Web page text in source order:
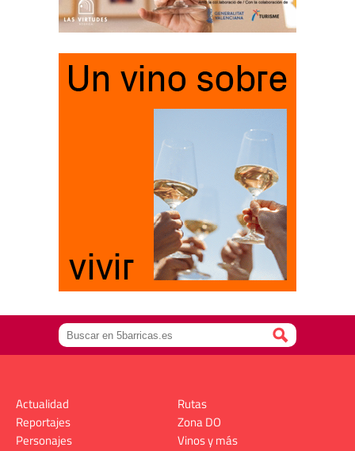
Actualidad
Reportajes
Personajes
Rutas
Zona DO
Vinos y más